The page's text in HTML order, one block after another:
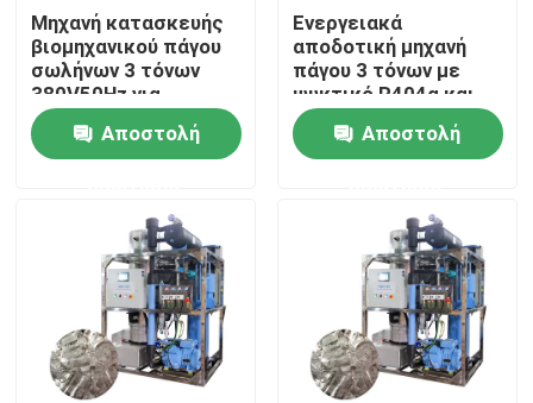
Επισκέψεις στο εργοστάσιο
Έλεγχος ποιότητας
Επικοινωνήστε μαζί μας
Ζητήστε μια προσφορά
Μηχανή πάγου σωλήνων
Μεγάλη μηχανή πάγου κύβους
Μηχανή κατασκευής
βιομηχανικού πάγου
σωλήνων 3 τόνων
380V50Hz για
ξενοδοχεία και
εστιατόριαΑποστολή
Ενεργειακά
αποδοτική μηχανή
πάγου 3 τόνων με
ψυκτικό R404α και
μεγάλη
χωρητικότητα
Αποστολή